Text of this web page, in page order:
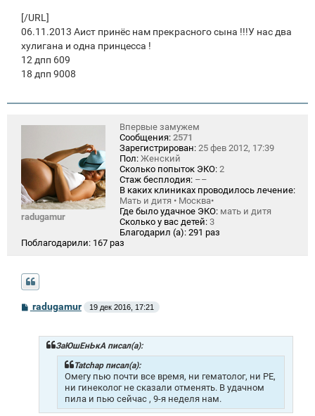
[/URL]
06.11.2013 Аист принёс нам прекрасного сына !!!У нас два
хулигана и одна принцесса !
12 дпп 609
18 дпп 9008
radugamur
Впервые замужем
Сообщения: 2571
Зарегистрирован: 25 фев 2012, 17:39
Пол: Женский
Сколько попыток ЭКО: 2
Стаж бесплодия: ––
В каких клиниках проводилось лечение:
Мать и дитя • Москва•
Где было удачное ЭКО: мать и дитя
Сколько у вас детей: 3
Благодарил (а): 291 раз
Поблагодарили: 167 раз
С
о
radugamur 19 дек 2016, 17:21
ЗаЮшЕнЬкА писал(а):
Tatchap писал(а):
Омегу пью почти все время, ни гематолог, ни РЕ,
ни гинеколог не сказали отменять. В удачном
пила и пью сейчас , 9-я неделя нам.